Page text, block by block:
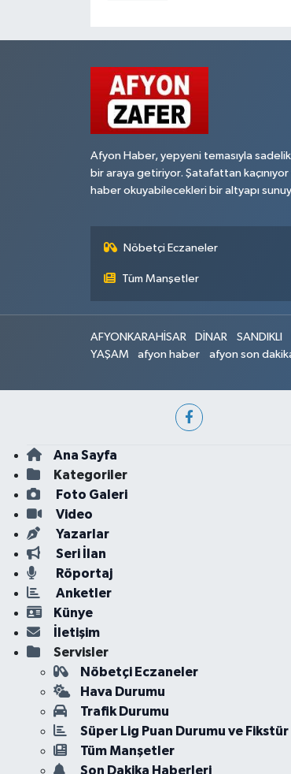
Afyon Haber, yepyeni temasıyla
bir araya getiriyor. Şatafattan
haber okuyabilecekleri bir altyapı
Nöbetçi Eczaneler
Tüm Manşetler
AFYONKARAHİSAR DİNAR SANDIKLI
YAŞAM
afyon haber afyon son
Ana Sayfa
Kategoriler
Foto Galeri
Video
Yazarlar
Seri İlan
Röportaj
Anketler
Künye
İletişim
Servisler
Nöbetçi Eczaneler
Hava Durumu
Trafik Durumu
Süper Lig Puan Durumu ve Fikstür
Tüm Manşetler
Son Dakika Haberleri